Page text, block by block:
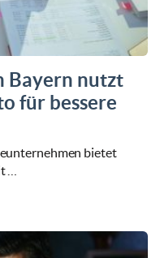
Bayern nutzt
für bessere
bietet
…